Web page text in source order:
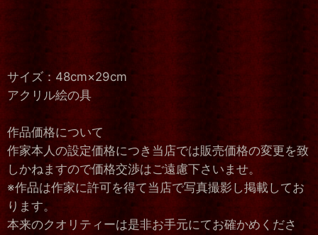
サイズ：48cm×29cm
アクリル絵の具
作品価格について
作家本人の設定価格につき当店では販売価格の変更を致
しかねますので価格交渉はご遠慮下さいませ。
※作品は作家に許可を得て当店で写真撮影し掲載してお
ります。
本来のクオリティーは是非お手元にてお確かめくださ